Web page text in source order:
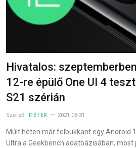
Hivatalos:
12-re épülő One UI 4
S21 szérián
Szerző: PÉTER 2021-08-31
Múlt héten már felbukkant egy Android
Ultra a Geekbench adatbázisában, most